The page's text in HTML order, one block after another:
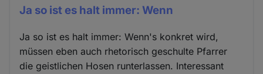
Ja so ist es halt immer: Wenn
Ja so ist es halt immer: Wenn's konkret wird,
müssen eben auch rhetorisch geschulte Pfarrer
die geistlichen Hosen runterlassen. Interessant